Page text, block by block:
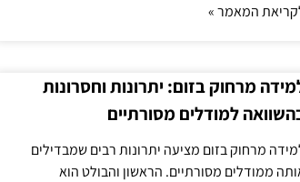
המאמר »
מרחוק בזום: יתרונות וחסרונות
למודלים מסורתיים
מרחוק בזום מציעה יתרונות רבים שמבדילים
ממודלים מסורתיים. הראשון והבולט הוא